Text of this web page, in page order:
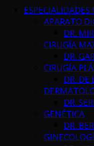
ESPECIALIDADES
APARATO
DR.
CIRUGÍA
DR.
CIRUGÍA
DR. DE
DR.
GENÉTICA
DR.